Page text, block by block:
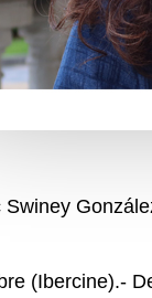
Swiney
(Ibercine).-